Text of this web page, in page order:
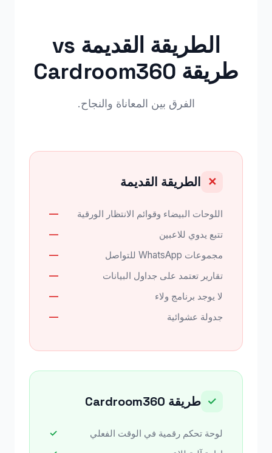
الطريقة القديمة vs
طريقة Cardroom360
الفرق بين المعاناة والنجاح.
✕ الطريقة القديمة
اللوحات البيضاء وقوائم الانتظار الورقية
تتبع يدوي للاعبين
مجموعات WhatsApp للتواصل
تقارير تعتمد على جداول البيانات
لا يوجد برنامج ولاء
جدولة عشوائية
✓ طريقة Cardroom360
لوحة تحكم رقمية في الوقت الفعلي